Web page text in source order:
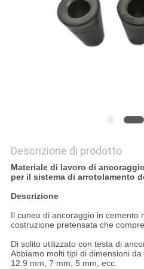
PRIVACY
Descrizione di prodotto
Materiale di lavoro di
per il sistema di arrotolamento
Descrizione
Il cuneo di ancoraggio in cemento
costruzione pretensata che
Di solito utilizzato con testa di
Abbiamo molti tipi di dimensioni
12.9 mm, 7 mm, 5 mm, ecc.